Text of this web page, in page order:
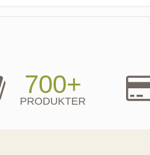
700+
PRODUKTER